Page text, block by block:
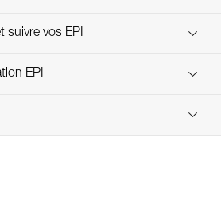
Technical Notice
suivre vos EPI
ePPEcentre
EPI
poulies-procedure-FR